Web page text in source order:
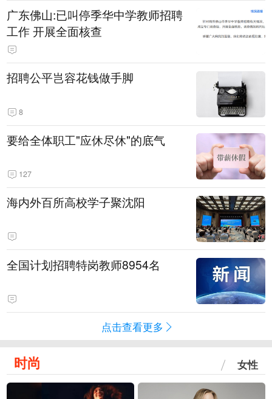
广东佛山:已叫停季华中学教师招聘
工作 开展全面核查
招聘公平岂容花钱做手脚
8
要给全体职工"应休尽休"的底气
127
海内外百所高校学子聚沈阳
全国计划招聘特岗教师8954名
点击查看更多
时尚 女性